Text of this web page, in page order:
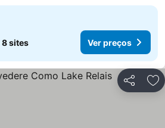
8 sites Ver preços
Partilhar